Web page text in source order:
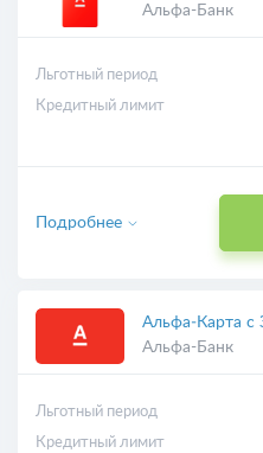
Альфа-Банк
Льготный период
Кредитный лимит
Подробнее
Альфа‑Карта
Альфа-Банк
Льготный период
Кредитный лимит